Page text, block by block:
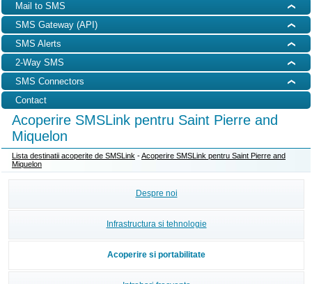
Mail to SMS
SMS Gateway (API)
SMS Alerts
2-Way SMS
SMS Connectors
Contact
Acoperire SMSLink pentru Saint Pierre and
Miquelon
Lista destinatii acoperite de SMSLink -Acoperire SMSLink pentru Saint Pierre and
Miquelon
Despre noi
Infrastructura si tehnologie
Acoperire si portabilitate